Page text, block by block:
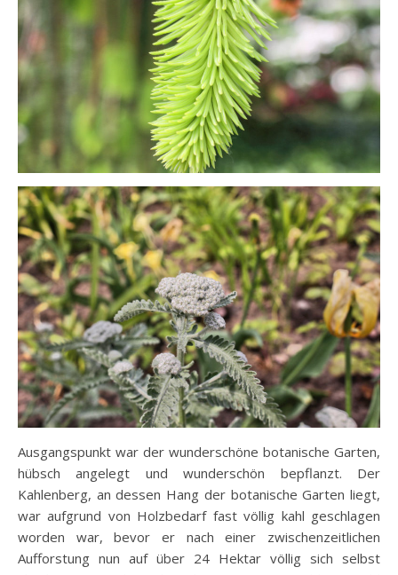
Ausgangspunkt war der wunderschöne botanische Garten,
hübsch angelegt und wunderschön bepflanzt. Der
Kahlenberg, an dessen Hang der botanische Garten liegt,
war aufgrund von Holzbedarf fast völlig kahl geschlagen
worden war, bevor er nach einer zwischenzeitlichen
Aufforstung nun auf über 24 Hektar völlig sich selbst